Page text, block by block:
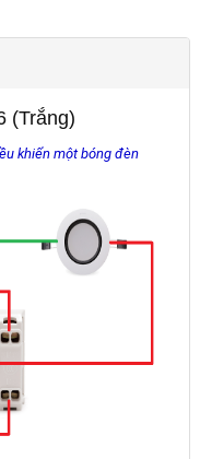
(Trắng)
khiển một bóng đèn